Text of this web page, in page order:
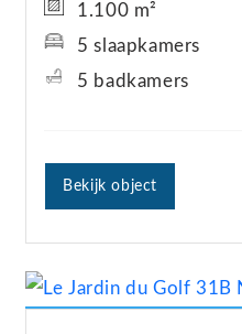
1.100 m²
5 slaapkamers
5 badkamers
Bekijk object